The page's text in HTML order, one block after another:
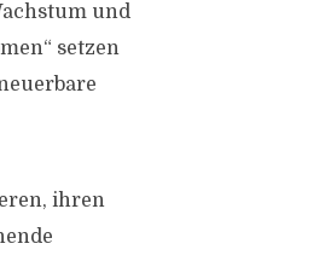
und
setzen
ihren